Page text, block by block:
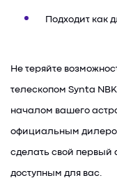
Подходит как
Не теряйте
телескопом Synta
началом вашего
официальным
сделать свой первый
доступным для вас.